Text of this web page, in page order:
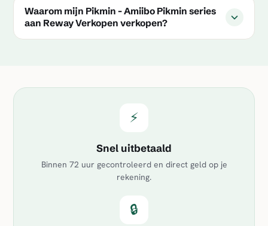
Waarom mijn Pikmin - Amiibo Pikmin series
aan Reway Verkopen verkopen?
⚡
Snel uitbetaald
Binnen 72 uur gecontroleerd en direct geld op je
rekening.
🔒